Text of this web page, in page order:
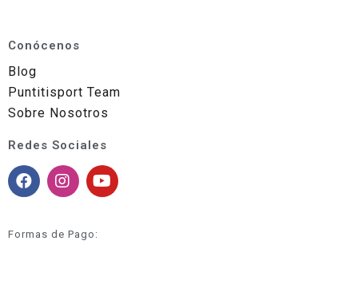
Conócenos
Blog
Puntitisport Team
Sobre Nosotros
Redes Sociales
Formas de Pago: